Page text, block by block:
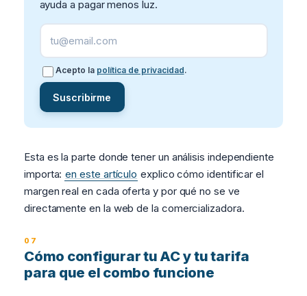
ayuda a pagar menos luz.
Acepto la política de privacidad.
Suscribirme
Esta es la parte donde tener un análisis independiente
importa: en este artículo explico cómo identificar el
margen real en cada oferta y por qué no se ve
directamente en la web de la comercializadora.
Cómo configurar tu AC y tu tarifa
para que el combo funcione